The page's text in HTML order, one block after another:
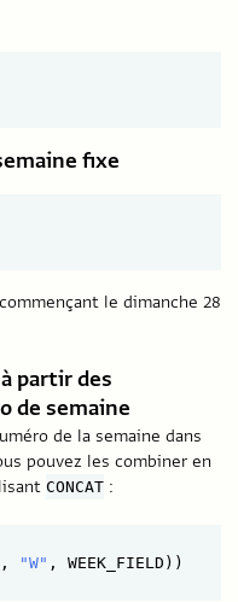
fixe
le dimanche 28
partir des
de semaine
de la semaine dans
pouvez les combiner en
CONCAT :
"W"